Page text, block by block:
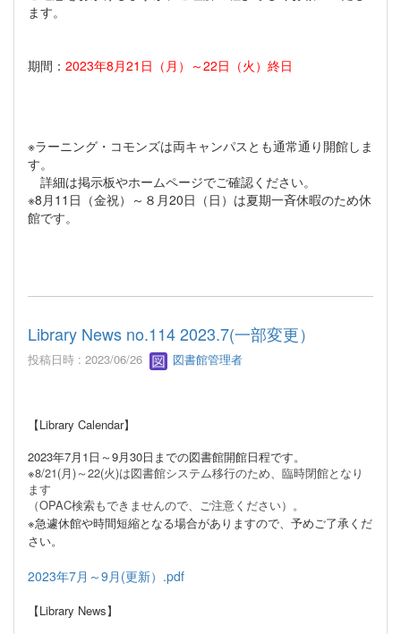
ます。
期間： 2023年8月21 日（月）～22日（火）終日
※ラーニング・コモンズは両キャンパスとも通常通り開館しま
す。
詳細は掲示板やホームページでご確認ください。
※8月11日（金祝）～８月20日（日）は夏期一斉休暇のため休
館です。
Library News no.114 2023.7(一部変更）
投稿日時 : 2023/06/26 図書館管理者
【Library Calendar】
2023年7月1日～9月30日までの図書館開館日程です。
※8/21(月)～22(火)は図書館システム移行のため、臨時閉館となり
ます
（OPAC検索もできませんので、ご注意ください）。
※急遽休館や時間短縮となる場合がありますので、予めご了承くだ
さい。
2023年7月～9月(更新）.pdf
【Library News】